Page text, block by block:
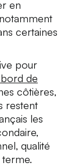
en
certaines
pour
de
côtières,
restent
les
qualité